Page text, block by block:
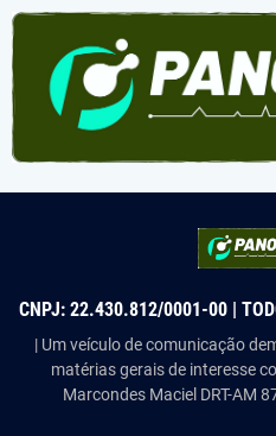
CNPJ: 22.430.812/0001-00 |
| Um veículo de comunicação
matérias gerais de interesse
Marcondes Maciel DRT-AM